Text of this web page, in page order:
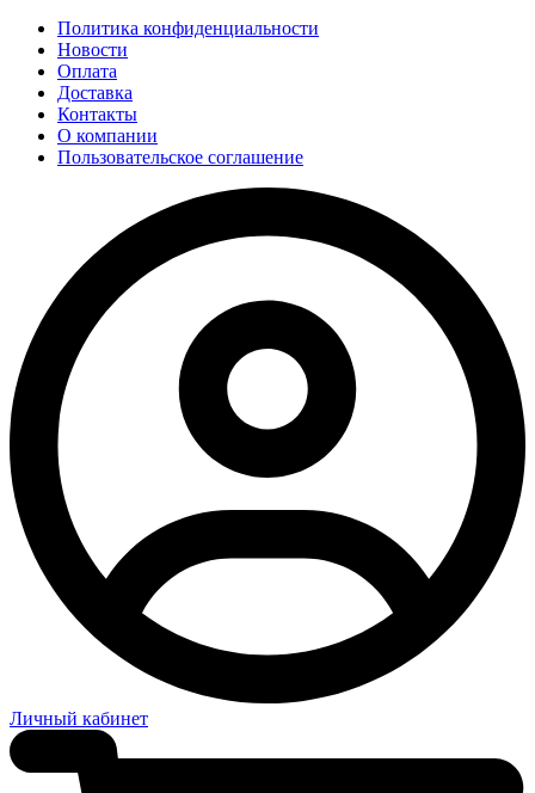
Политика конфиденциальности
Новости
Оплата
Доставка
Контакты
О компании
Пользовательское соглашение
Личный кабинет